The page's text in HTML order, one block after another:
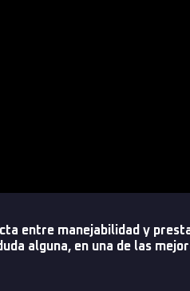
entre manejabilidad y
alguna, en una de las